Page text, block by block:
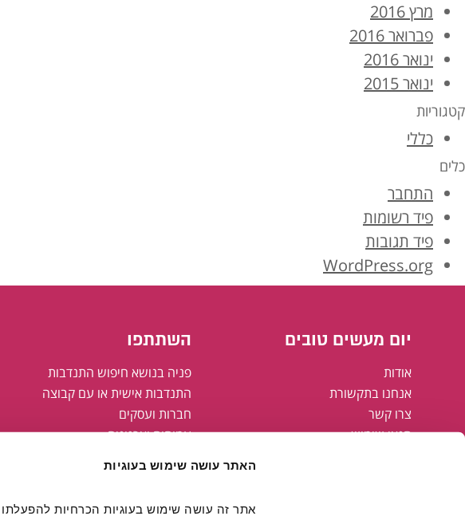
האתר עושה שימוש בעוגיות
מרץ 2016
פברואר 2016
ינואר 2016
ינואר 2015
קטגוריות
כללי
כלים
התחבר
פיד רשומות
פיד תגובות
WordPress.org
יום מעשים טובים
אודות
אנחנו בתקשורת
צרו קשר
תנאי שימוש
השתתפו
פניה בנושא חיפוש התנדבות
התנדבות אישית או עם קבוצה
חברות ועסקים
עמותות וארגונים